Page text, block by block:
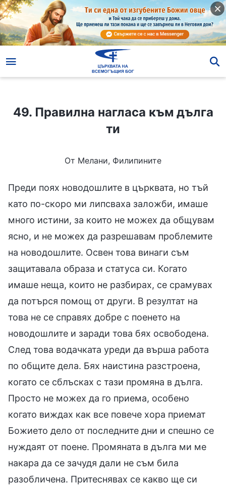
49. Правилна нагласа към дълга ти
49. Правилна нагласа към дълга
ти
От Мелани, Филипините
Преди поях новодошлите в църквата, но тъй
като по-скоро ми липсваха заложби, имаше
много истини, за които не можех да общувам
ясно, и не можех да разрешавам проблемите
на новодошлите. Освен това винаги съм
защитавала образа и статуса си. Когато
имаше неща, които не разбирах, се срамувах
да потърся помощ от други. В резултат на
това не се справях добре с поенето на
новодошлите и заради това бях освободена.
След това водачката уреди да върша работа
по общите дела. Бях наистина разстроена,
когато се сблъсках с тази промяна в дълга.
Просто не можех да го приема, особено
когато виждах как все повече хора приемат
Божието дело от последните дни и спешно се
нуждаят от поене. Промяната в дълга ми ме
накара да се зачудя дали не съм била
разобличена. Притеснявах се какво ще си